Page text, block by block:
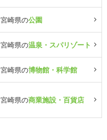
宮崎県の公園
宮崎県の温泉・スパリゾート
宮崎県の博物館・科学館
宮崎県の商業施設・百貨店